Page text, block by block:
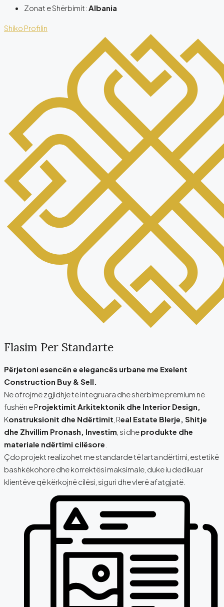
Zonat e Shërbimit: Albania
Shiko Profilin
Flasim Per Standarte
Përjetoni esencën e elegancës urbane me Exelent
Construction Buy & Sell.
Ne ofrojmë zgjidhje të integruara dhe shërbime premium në
fushën e Projektimit Arkitektonik dhe Interior Design,
Konstruksionit dhe Ndërtimit , Real Estate Blerje, Shitje
dhe Zhvillim Pronash, Investim , si dheprodukte dhe
materiale ndërtimi cilësore
Çdo projekt realizohet me standarde të larta ndërtimi, estetikë
bashkëkohore dhe korrektësi maksimale, duke iu dedikuar
klientëve që kërkojnë cilësi, siguri dhe vlerë afatgjatë.